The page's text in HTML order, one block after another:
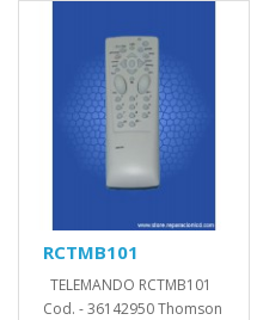
RCTMB101
TELEMANDO RCTMB101
Cod. - 36142950 Thomson